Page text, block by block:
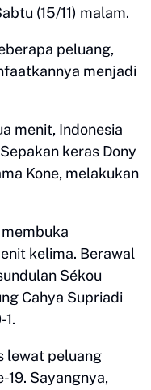
(15/11) malam.
peluang,
menjadi
menit, Indonesia
keras Dony
Kone, melakukan
kelima. Berawal
Sékou
Cahya Supriadi
lewat peluang
19. Sayangnya,